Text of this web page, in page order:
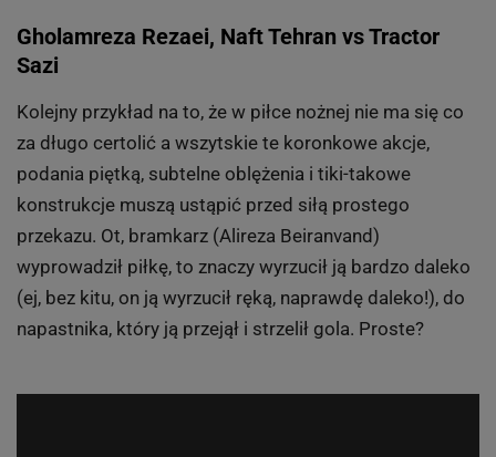
Gholamreza Rezaei, Naft Tehran vs Tractor
Sazi
Kolejny przykład na to, że w piłce nożnej nie ma się co
za długo certolić a wszytskie te koronkowe akcje,
podania piętką, subtelne oblężenia i tiki-takowe
konstrukcje muszą ustąpić przed siłą prostego
przekazu. Ot, bramkarz (Alireza Beiranvand)
wyprowadził piłkę, to znaczy wyrzucił ją bardzo daleko
(ej, bez kitu, on ją wyrzucił ręką, naprawdę daleko!), do
napastnika, który ją przejął i strzelił gola. Proste?